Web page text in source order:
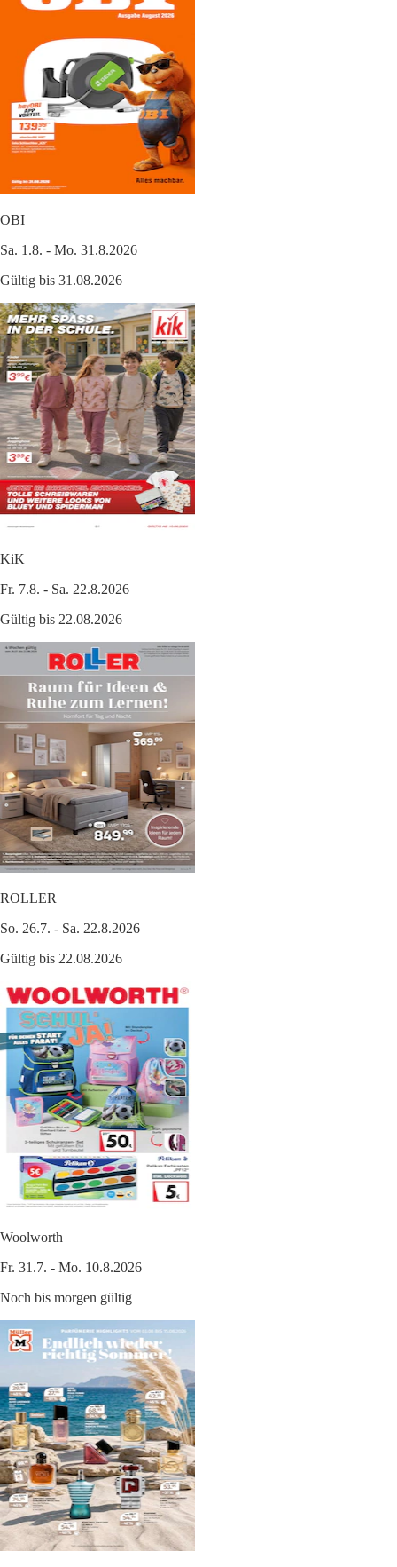
OBI
Sa. 1.8. - Mo. 31.8.2026
Gültig bis 31.08.2026
KiK
Fr. 7.8. - Sa. 22.8.2026
Gültig bis 22.08.2026
ROLLER
So. 26.7. - Sa. 22.8.2026
Gültig bis 22.08.2026
Woolworth
Fr. 31.7. - Mo. 10.8.2026
Noch bis morgen gültig